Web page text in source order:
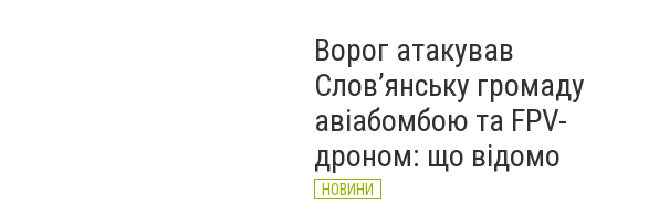
Ворог атакував
Слов’янську громаду
авіабомбою та FPV-
дроном: що відомо
НОВИНИ